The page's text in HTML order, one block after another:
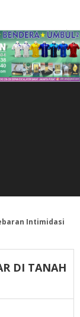
Intimidasi
DI TANAH